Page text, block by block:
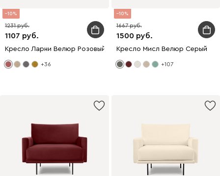
10
1107
1231
Кресло Ларни Велюр Розовый
+36
10
1500
1667
Кресло Мисл Велюр Серый
+107